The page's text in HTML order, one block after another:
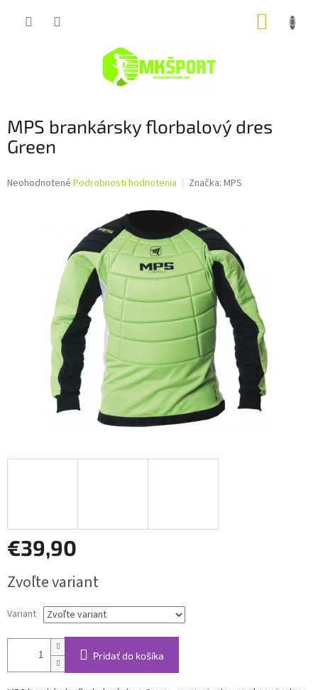
MPS brankársky florbalový dres
Green
Priemerné
Neohodnotené Podrobnosti hodnotenia Značka: MPS
€39,90
cena:
Zvoľte variant
Variant
Pridať do košíka